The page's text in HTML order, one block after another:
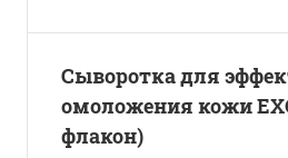
Сыворотка для
омоложения кожи
флакон)